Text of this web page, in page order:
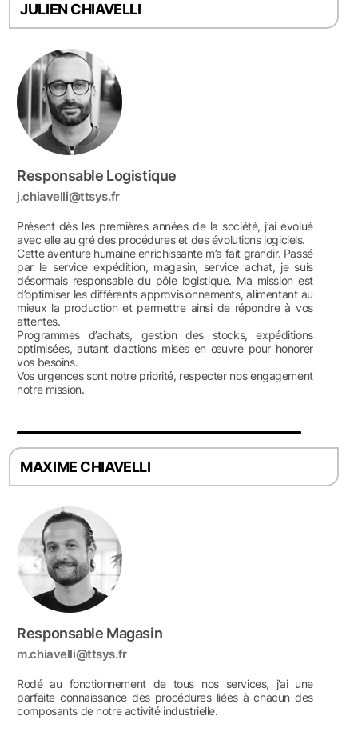
JULIEN CHIAVELLI
Responsable Logistique
j.chiavelli@ttsys.fr
Présent dès les premières années de la société, j’ai évolué
avec elle au gré des procédures et des évolutions logiciels.
Cette aventure humaine enrichissante m’a fait grandir. Passé
par le service expédition, magasin, service achat, je suis
désormais responsable du pôle logistique. Ma mission est
d’optimiser les différents approvisionnements, alimentant au
mieux la production et permettre ainsi de répondre à vos
attentes.
Programmes d’achats, gestion des stocks, expéditions
optimisées, autant d’actions mises en œuvre pour honorer
vos besoins.
Vos urgences sont notre priorité, respecter nos engagement
notre mission.
MAXIME CHIAVELLI
Responsable Magasin
m.chiavelli@ttsys.fr
Rodé au fonctionnement de tous nos services, j’ai une
parfaite connaissance des procédures liées à chacun des
composants de notre activité industrielle.